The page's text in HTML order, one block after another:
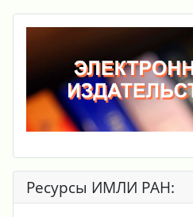
Ресурсы ИМЛИ РАН: